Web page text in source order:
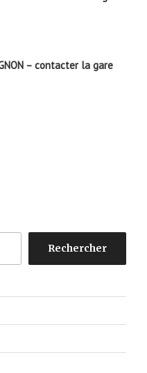
– contacter la gare
Rechercher